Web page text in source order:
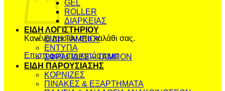
Κανένα προϊόν στο καλάθι σας.
Επιστροφή στο κατάστημα
GEL
ROLLER
ΔΙΑΡΚΕΙΑΣ
ΕΙΔΗ ΛΟΓΙΣΤΗΡΙΟΥ
ΕΙΔΗ ΤΑΜΕΙΟΥ
ΕΝΤΥΠΑ
ΣΦΡΑΓΙΔΕΣ – ΤΑΜΠΟΝ
ΕΙΔΗ ΠΑΡΟΥΣΙΑΣΗΣ
ΚΟΡΝΙΖΕΣ
ΠΙΝΑΚΕΣ & ΕΞΑΡΤΗΜΑΤΑ